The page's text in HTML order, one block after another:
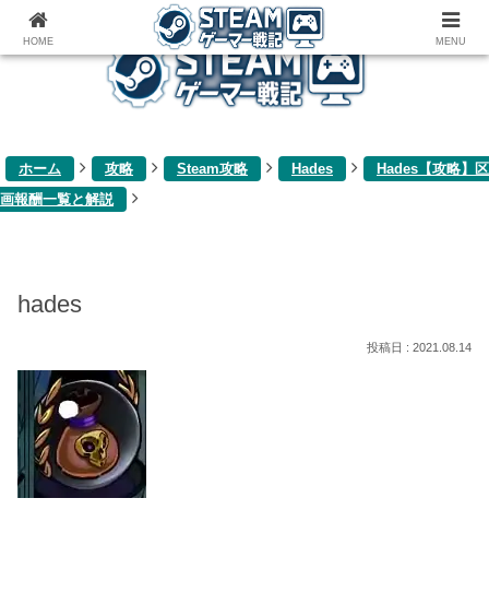
ゲーム関連雑記ブログ
ホーム 攻略 Steam攻略 Hades
Hades【攻略】区
画報酬一覧と解説
hades
2021.08.14
HOME MENU